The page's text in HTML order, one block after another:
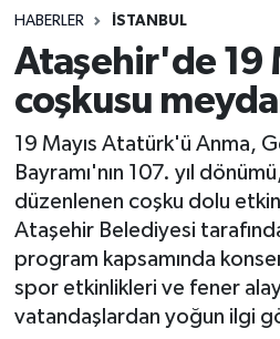
HABERLER İSTANBUL
Ataşehir'de 19
coşkusu
19 Mayıs Atatürk'ü Anma,
Bayramı'nın 107. yıl
düzenlenen coşku dolu
Ataşehir Belediyesi
program kapsamında
spor etkinlikleri ve fener
vatandaşlardan yoğun ilgi
Rize Jandarma
Bilim Teknoloji
Bölge
Advertising news
Canlı Maç
ÇEVRE
Süper Lig Puan Durumu
Tüm Manşetler
Son Dakika Haberleri
Haber Arşivi